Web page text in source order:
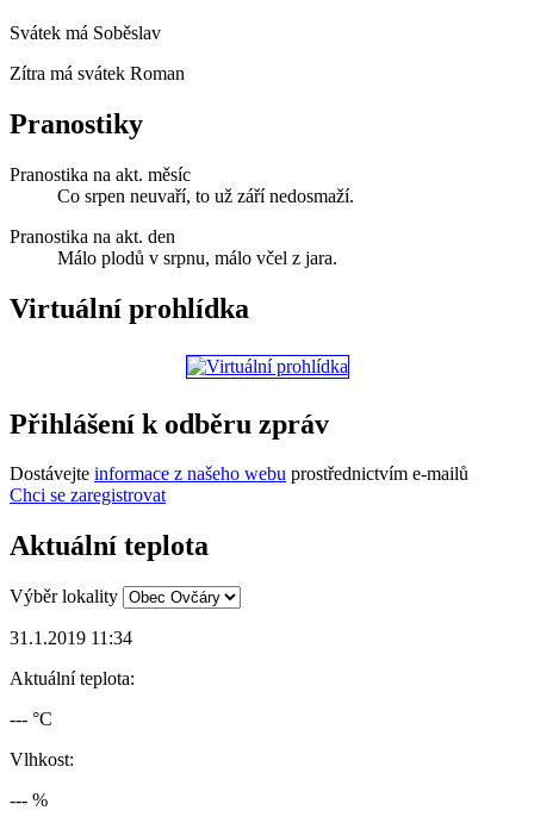
Svátek má Soběslav
Zítra má svátek Roman
Pranostiky
Pranostika na akt. měsíc
Co srpen neuvaří, to už září nedosmaží.
Pranostika na akt. den
Málo plodů v srpnu, málo včel z jara.
Virtuální prohlídka
Přihlášení k odběru zpráv
Dostávejte informace z našeho webu prostřednictvím e-mailů
Chci se zaregistrovat
Aktuální teplota
Výběr lokality
31.1.2019 11:34
Aktuální teplota:
--- °C
Vlhkost:
--- %